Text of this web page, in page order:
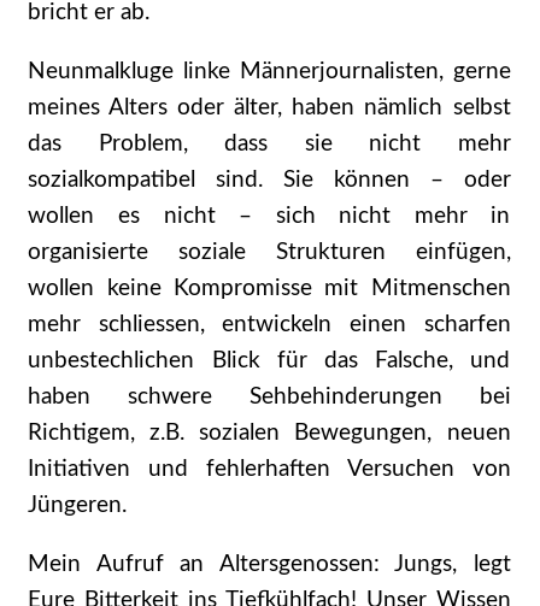
bricht er ab.
Neunmalkluge linke Männerjournalisten, gerne
meines Alters oder älter, haben nämlich selbst
das Problem, dass sie nicht mehr
sozialkompatibel sind. Sie können – oder
wollen es nicht – sich nicht mehr in
organisierte soziale Strukturen einfügen,
wollen keine Kompromisse mit Mitmenschen
mehr schliessen, entwickeln einen scharfen
unbestechlichen Blick für das Falsche, und
haben schwere Sehbehinderungen bei
Richtigem, z.B. sozialen Bewegungen, neuen
Initiativen und fehlerhaften Versuchen von
Jüngeren.
Mein Aufruf an Altersgenossen: Jungs, legt
Eure Bitterkeit ins Tiefkühlfach! Unser Wissen